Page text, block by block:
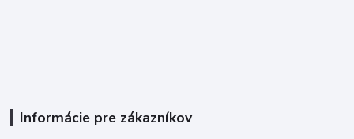
Informácie pre zákazníkov